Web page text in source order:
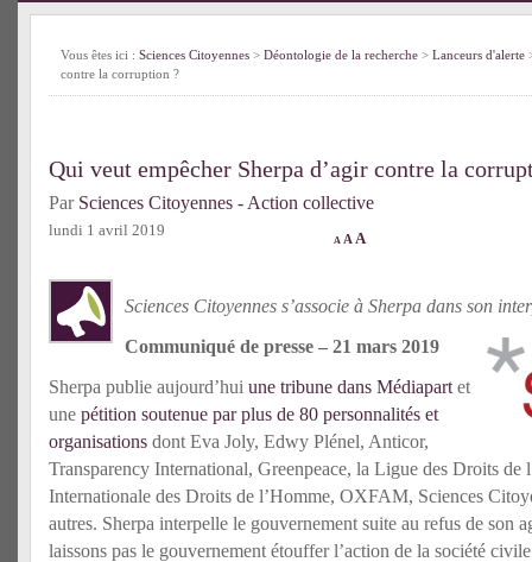
Vous êtes ici : Sciences Citoyennes > Déontologie de la recherche > Lanceurs d'alerte
contre la corruption ?
Qui veut empêcher Sherpa d’agir contre la
Par Sciences Citoyennes - Action collective
lundi 1 avril 2019
A A A
Sciences Citoyennes s’associe à Sherpa dans son
Communiqué de presse – 21 mars 2019
Sherpa publie aujourd’hui une tribune dans Médiapart et
une pétition soutenue par plus de 80 personnalités et
organisations dont Eva Joly, Edwy Plénel, Anticor,
Transparency International, Greenpeace, la Ligue des Droits de
Internationale des Droits de l’Homme, OXFAM, Sciences
autres. Sherpa interpelle le gouvernement suite au refus de son
laissons pas le gouvernement étouffer l’action de la société